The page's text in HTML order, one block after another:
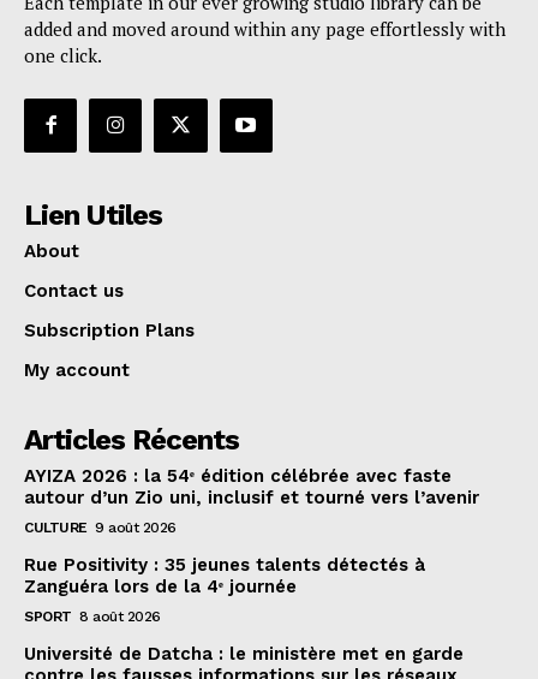
added and moved around within any page effortlessly with
one click.
Lien Utiles
About
Contact us
Subscription Plans
My account
Articles Récents
AYIZA 2026 : la 54ᵉ édition célébrée avec faste
autour d’un Zio uni, inclusif et tourné vers l’avenir
CULTURE 9 août 2026
Rue Positivity : 35 jeunes talents détectés à
Zanguéra lors de la 4ᵉ journée
SPORT 8 août 2026
Université de Datcha : le ministère met en garde